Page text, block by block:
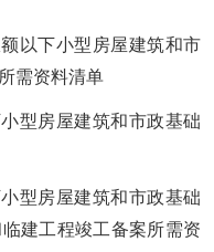
以下小型房屋建筑和市
需资料清单
型房屋建筑和市政基础
型房屋建筑和市政基础
建工程竣工备案所需资